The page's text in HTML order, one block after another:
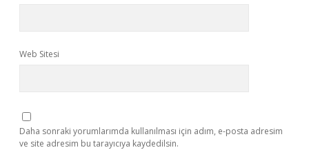
Web Sitesi
Daha sonraki yorumlarımda kullanılması için adım, e-posta adresim
ve site adresim bu tarayıcıya kaydedilsin.